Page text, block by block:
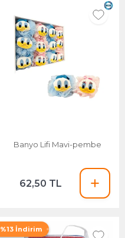
Banyo Lifi Mavi-pembe
62,50 TL
%13 İndirim